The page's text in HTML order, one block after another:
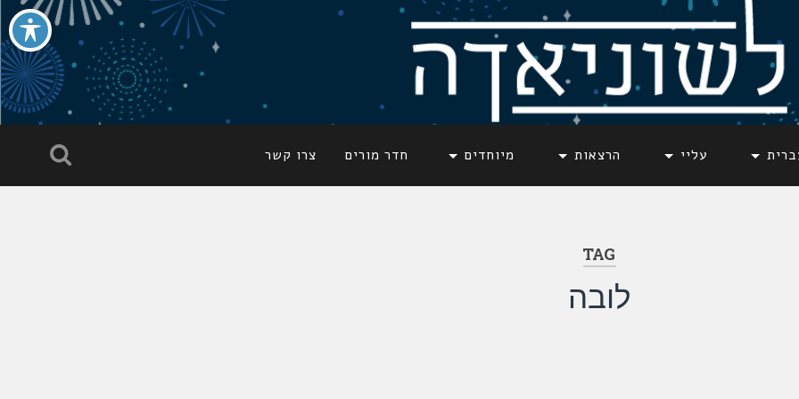
עליי הרצאות מיוחדים חדר מורים צרו קשר
TAG
לובה